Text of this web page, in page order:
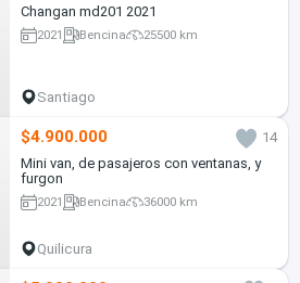
Changan md201 2021
2021 Bencina 25500 km
Santiago
$4.900.000
14
Mini van, de pasajeros con ventanas, y
furgon
2021 Bencina 36000 km
Quilicura